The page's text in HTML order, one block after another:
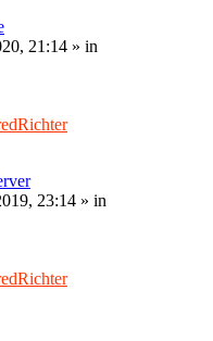
21:14 » in
23:14 » in